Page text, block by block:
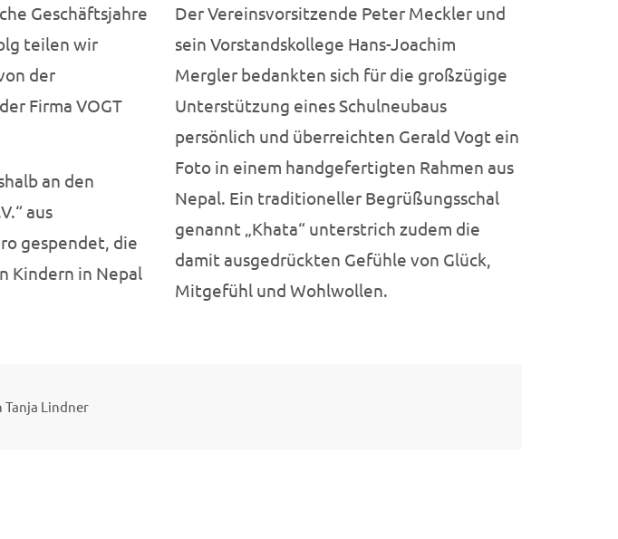
Geschäftsjahre
teilen wir
der
Firma VOGT
an den
aus
gespendet, die
Kindern in Nepal
Der Vereinsvorsitzende Peter Meckler und
sein Vorstandskollege Hans-Joachim
Mergler bedankten sich für die großzügige
Unterstützung eines Schulneubaus
persönlich und überreichten Gerald Vogt ein
Foto in einem handgefertigten Rahmen aus
Nepal. Ein traditioneller Begrüßungsschal
genannt „Khata“ unterstrich zudem die
damit ausgedrückten Gefühle von Glück,
Mitgefühl und Wohlwollen.
Tanja Lindner